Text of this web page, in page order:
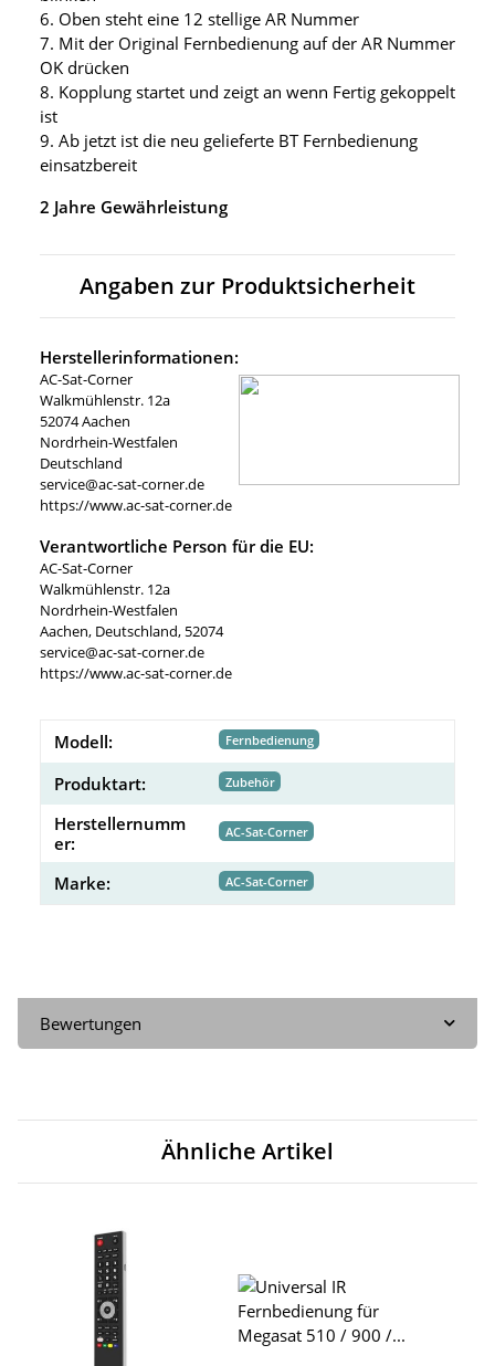
6. Oben steht eine 12 stellige AR Nummer
7. Mit der Original Fernbedienung auf der AR Nummer
OK drücken
8. Kopplung startet und zeigt an wenn Fertig gekoppelt
ist
9. Ab jetzt ist die neu gelieferte BT Fernbedienung
einsatzbereit
2 Jahre Gewährleistung
Angaben zur Produktsicherheit
Herstellerinformationen:
AC-Sat-Corner
Walkmühlenstr. 12a
52074 Aachen
Nordrhein-Westfalen
Deutschland
service@ac-sat-corner.de
https://www.ac-sat-corner.de
Verantwortliche Person für die EU:
AC-Sat-Corner
Walkmühlenstr. 12a
Nordrhein-Westfalen
Aachen, Deutschland, 52074
service@ac-sat-corner.de
https://www.ac-sat-corner.de
Modell: Fernbedienung
Produktart: Zubehör
Herstellernumm
er:
AC-Sat-Corner
Marke: AC-Sat-Corner
Bewertungen
Ähnliche Artikel